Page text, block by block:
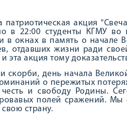
акция
в 22:00 студенты КГМУ во
в окнах в память о начале
отдавших жизни ради
эта акция тому
скорби, день начала
о пережитых
и свободу Родины.
полей сражений.
страну.